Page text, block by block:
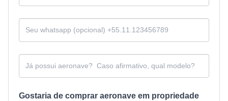
Gostaria de comprar aeronave em propriedade